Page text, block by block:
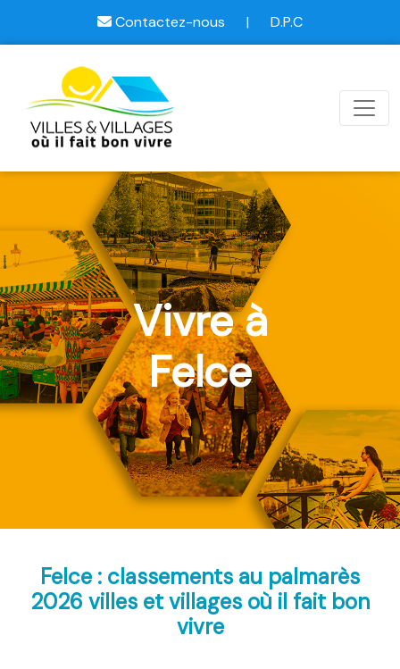
Contactez-nous | D.P.C
Vivre à
Felce
Felce : classements au palmarès
2026 villes et villages où il fait bon
vivre